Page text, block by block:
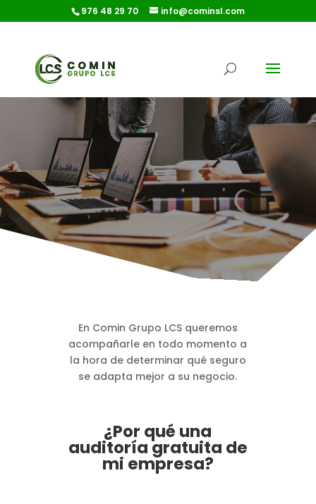
976 48 29 70 info@cominsl.com
En Comin Grupo LCS queremos
acompañarle en todo momento a
la hora de determinar qué seguro
se adapta mejor a su negocio.
¿Por qué una
auditoría gratuita de
mi empresa?